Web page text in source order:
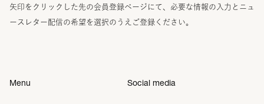
矢印をクリックした先の会員登録ページにて、必要な情報の入力とニュ
ースレター配信の希望を選択のうえご登録ください。
Menu Social media